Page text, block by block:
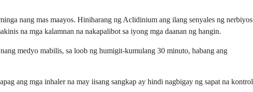
nang mas maayos. Hiniharang ng Aclidinium ang ilang senyales ng nerbiyos
na mga kalamnan na nakapalibot sa iyong mga daanan ng hangin.
medyo mabilis, sa loob ng humigit-kumulang 30 minuto, habang ang
ang mga inhaler na may iisang sangkap ay hindi nagbigay ng sapat na kontrol